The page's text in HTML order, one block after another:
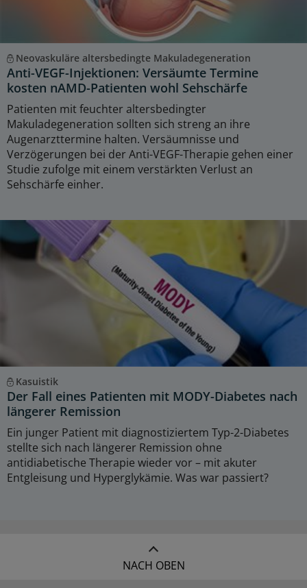
Neovaskuläre altersbedingte Makuladegeneration
Anti-VEGF-Injektionen: Versäumte Termine
kosten nAMD-Patienten wohl Sehschärfe
Patienten mit feuchter altersbedingter
Makuladegeneration sollten sich streng an ihre
Augenarzttermine halten. Versäumnisse und
Verzögerungen bei der Anti-VEGF-Therapie gehen einer
Studie zufolge mit einem verstärkten Verlust an
Sehschärfe einher.
Kasuistik
Der Fall eines Patienten mit MODY-Diabetes nach
längerer Remission
Ein junger Patient mit diagnostiziertem Typ-2-Diabetes
stellte sich nach längerer Remission ohne
antidiabetische Therapie wieder vor – mit akuter
Entgleisung und Hyperglykämie. Was war passiert?
NACH OBEN